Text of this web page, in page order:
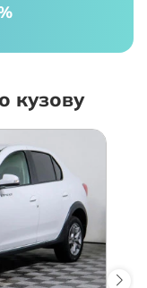
кузову